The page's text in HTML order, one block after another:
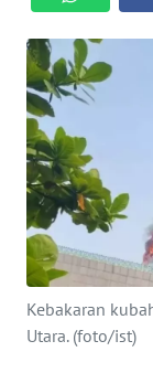
Kebakaran
Utara. (foto/ist)
EKUIN
SAINS-TEKNO
KESEHATAN
SERBA-SERBI
PENDIDIKAN